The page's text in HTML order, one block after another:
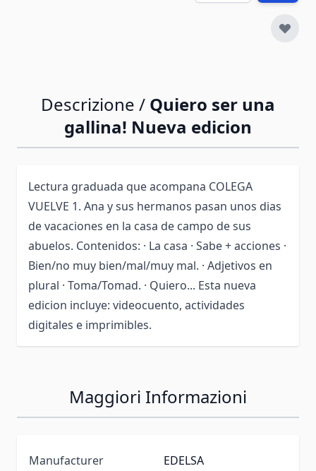
Descrizione / Quiero ser una
gallina! Nueva edicion
Lectura graduada que acompana COLEGA
VUELVE 1. Ana y sus hermanos pasan unos dias
de vacaciones en la casa de campo de sus
abuelos. Contenidos: · La casa · Sabe + acciones ·
Bien/no muy bien/mal/muy mal. · Adjetivos en
plural · Toma/Tomad. · Quiero... Esta nueva
edicion incluye: videocuento, actividades
digitales e imprimibles.
Maggiori Informazioni
Manufacturer EDELSA